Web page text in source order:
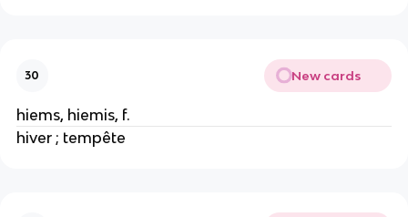
30 New cards
hiems, hiemis, f.
hiver ; tempête